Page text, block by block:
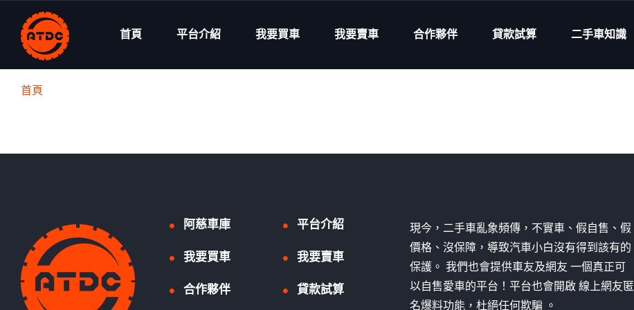
首頁 平台介紹 我要買車 我要賣車 合作夥伴 貸款試算 二手車知識
首頁
阿慈車庫 平台介紹
我要買車 我要賣車
合作夥伴 貸款試算
現今，二手車亂象頻傳，不實車、假自售、假
價格、沒保障，導致汽車小白沒有得到該有的
保護。 我們也會提供車友及網友 一個真正可
以自售愛車的平台！平台也會開啟 線上網友匿
名爆料功能，杜絕任何欺騙 。